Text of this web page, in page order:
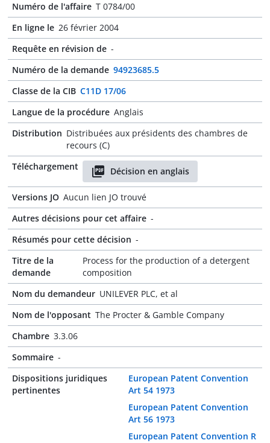
Numéro de l'affaire T 0784/00
En ligne le 26 février 2004
Requête en révision de -
Numéro de la demande 94923685.5
Classe de la CIB C11D 17/06
Langue de la procédure Anglais
Distribution Distribuées aux présidents des chambres de
recours (C)
Téléchargement
Décision en anglais
Versions JO Aucun lien JO trouvé
Autres décisions pour cet affaire -
Résumés pour cette décision -
Titre de la
demande
Process for the production of a detergent
composition
Nom du demandeur UNILEVER PLC, et al
Nom de l'opposant The Procter & Gamble Company
Chambre 3.3.06
Sommaire -
Dispositions juridiques
pertinentes
European Patent Convention
Art 54 1973
European Patent Convention
Art 56 1973
European Patent Convention R